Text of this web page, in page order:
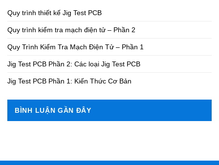
Quy trình thiết kế Jig Test PCB
Quy trình kiểm tra mạch điện tử – Phần 2
Quy Trình Kiểm Tra Mạch Điện Tử – Phần 1
Jig Test PCB Phần 2: Các loại Jig Test PCB
Jig Test PCB Phần 1: Kiến Thức Cơ Bản
BÌNH LUẬN GẦN ĐÂY